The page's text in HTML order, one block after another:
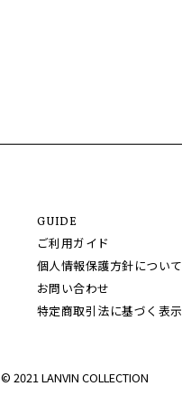
GUIDE
ご利用ガイド
個人情報保護方針について
お問い合わせ
特定商取引法に基づく表示
© 2021 LANVIN COLLECTION